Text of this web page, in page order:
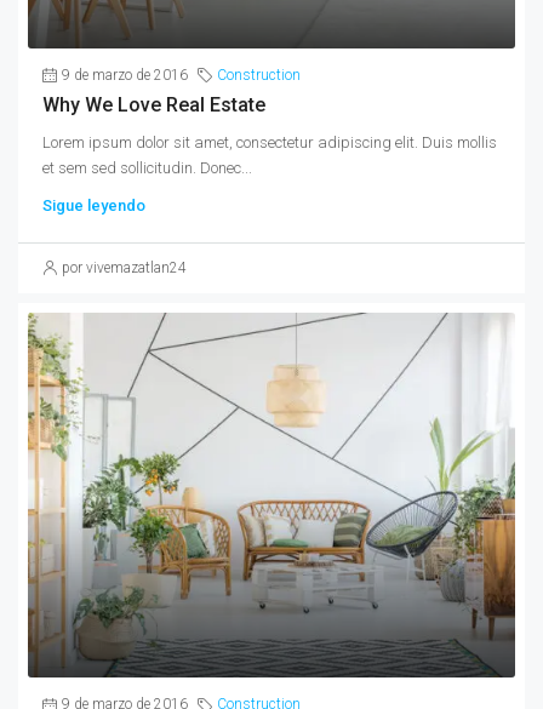
9 de marzo de 2016 Construction
Why We Love Real Estate
Lorem ipsum dolor sit amet, consectetur adipiscing elit. Duis mollis
et sem sed sollicitudin. Donec...
Sigue leyendo
por vivemazatlan24
9 de marzo de 2016 Construction